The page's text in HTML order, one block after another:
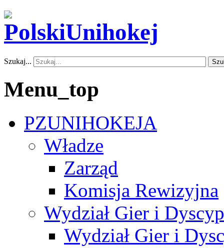
Szukaj...
Menu_top
PZUNIHOKEJA
Władze
Zarząd
Komisja Rewizyjna
Wydział Gier i
Wydział Gier i